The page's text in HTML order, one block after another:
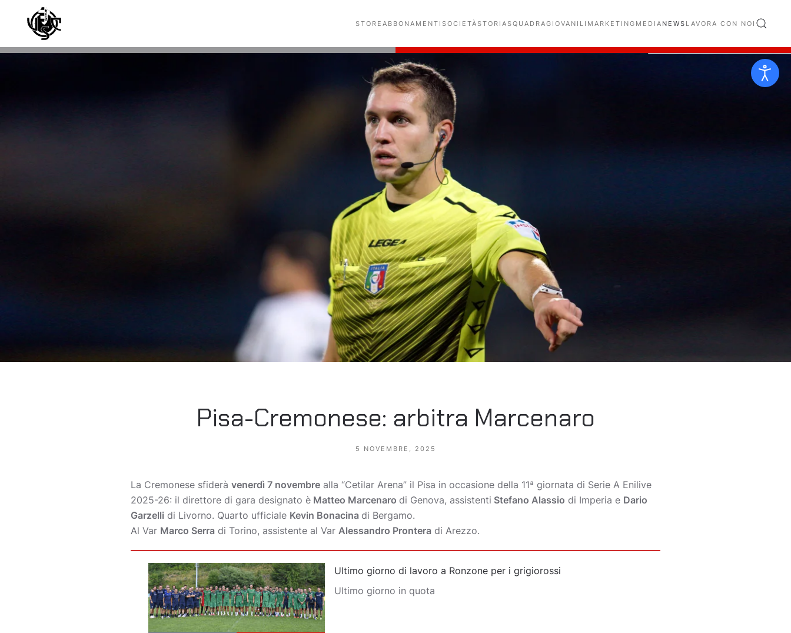
Skip to main content STORE ABBONAMENTI SOCIETÀSTORIASQUADRAGIOVANILI MARKETING MEDIA NEWS LAVORA CON NOI
Pisa-Cremonese: arbitra Marcenaro
5 NOVEMBRE, 2025
La Cremonese sfiderà venerdì 7 novembre alla “Cetilar Arena” il Pisa in occasione della 11ª giornata di Serie A Enilive
2025-26: il direttore di gara designato è Matteo Marcenaro di Genova, assistenti Stefano Alassio di Imperia e Dario
Garzelli di Livorno. Quarto ufficiale Kevin Bonacina di Bergamo.
Al Var Marco Serra di Torino, assistente al Var Alessandro Prontera di Arezzo.
Ultimo giorno di lavoro a Ronzone per i grigiorossi
Ultimo giorno in quota